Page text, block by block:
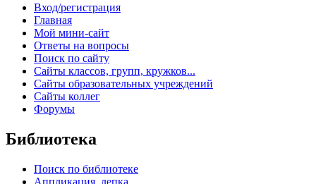
Вход/регистрация
Главная
Мой мини-сайт
Ответы на вопросы
Поиск по сайту
Сайты классов, групп, кружков...
Сайты образовательных учреждений
Сайты коллег
Форумы
Библиотека
Поиск по библиотеке
Аппликация, лепка